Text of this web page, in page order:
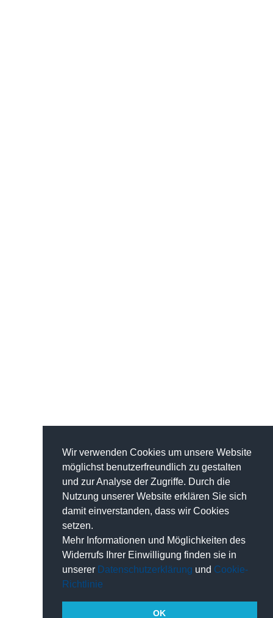
Wir verwenden Cookies um unsere Website
möglichst benutzerfreundlich zu gestalten
und zur Analyse der Zugriffe. Durch die
Nutzung unserer Website erklären Sie sich
damit einverstanden, dass wir Cookies
setzen.
Mehr Informationen und Möglichkeiten des
Widerrufs Ihrer Einwilligung finden sie in
unserer Datenschutzerklärung und Cookie-
Richtlinie
OK